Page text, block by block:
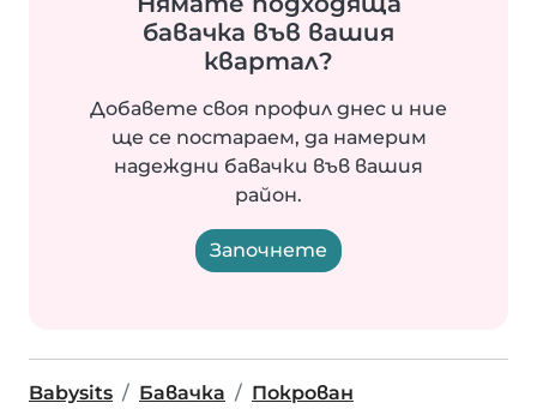
бавачка във вашия
квартал?
Добавете своя профил днес и ние
ще се постараем, да намерим
надеждни бавачки във вашия
район.
Започнете
Babysits Бавачка Покрован